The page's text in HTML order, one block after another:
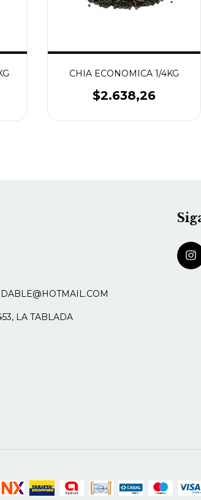
CHIA ECONOMICA 1/4KG
$2.638,26
LA TABLADA